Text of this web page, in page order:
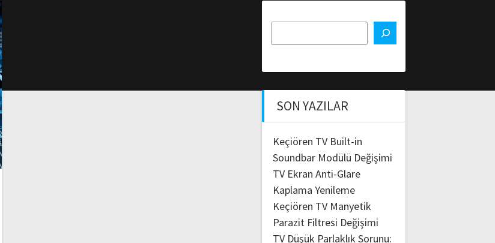
SON YAZILAR
Keçiören TV Built-in
Soundbar Modülü Değişimi
TV Ekran Anti-Glare
Kaplama Yenileme
Keçiören TV Manyetik
Parazit Filtresi Değişimi
TV Düşük Parlaklık Sorunu: